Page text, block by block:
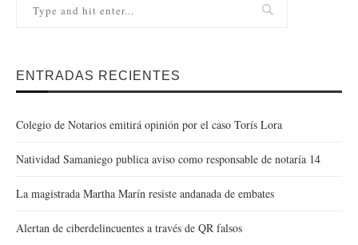
ENTRADAS RECIENTES
Colegio de Notarios emitirá opinión por el caso Torís Lora
Natividad Samaniego publica aviso como responsable de notaría 14
La magistrada Martha Marín resiste andanada de embates
Alertan de ciberdelincuentes a través de QR falsos